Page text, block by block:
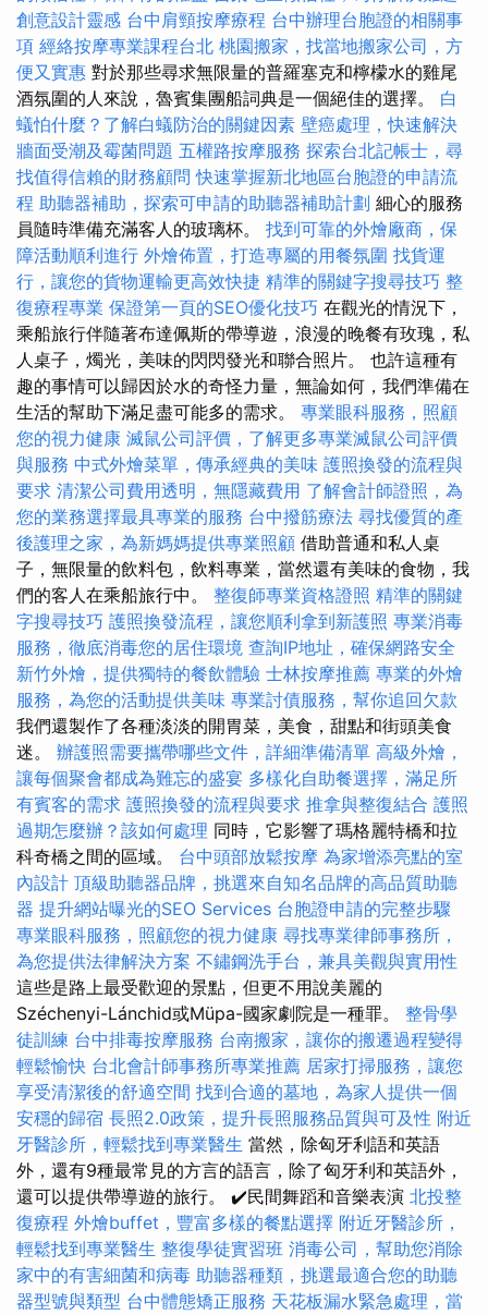
創意設計靈感 台中肩頸按摩療程 台中辦理台胞證的相關事
項 經絡按摩專業課程台北 桃園搬家，找當地搬家公司，方
便又實惠 對於那些尋求無限量的普羅塞克和檸檬水的雞尾
酒氛圍的人來說，魯賓集團船詞典是一個絕佳的選擇。 白
蟻怕什麼？了解白蟻防治的關鍵因素 壁癌處理，快速解決
牆面受潮及霉菌問題 五權路按摩服務 探索台北記帳士，尋
找值得信賴的財務顧問 快速掌握新北地區台胞證的申請流
程 助聽器補助，探索可申請的助聽器補助計劃 細心的服務
員隨時準備充滿客人的玻璃杯。 找到可靠的外燴廠商，保
障活動順利進行 外燴佈置，打造專屬的用餐氛圍 找貨運
行，讓您的貨物運輸更高效快捷 精準的關鍵字搜尋技巧 整
復療程專業 保證第一頁的SEO優化技巧 在觀光的情況下，
乘船旅行伴隨著布達佩斯的帶導遊，浪漫的晚餐有玫瑰，私
人桌子，燭光，美味的閃閃發光和聯合照片。 也許這種有
趣的事情可以歸因於水的奇怪力量，無論如何，我們準備在
生活的幫助下滿足盡可能多的需求。 專業眼科服務，照顧
您的視力健康 滅鼠公司評價，了解更多專業滅鼠公司評價
與服務 中式外燴菜單，傳承經典的美味 護照換發的流程與
要求 清潔公司費用透明，無隱藏費用 了解會計師證照，為
您的業務選擇最具專業的服務 台中撥筋療法 尋找優質的產
後護理之家，為新媽媽提供專業照顧 借助普通和私人桌
子，無限量的飲料包，飲料專業，當然還有美味的食物，我
們的客人在乘船旅行中。 整復師專業資格證照 精準的關鍵
字搜尋技巧 護照換發流程，讓您順利拿到新護照 專業消毒
服務，徹底消毒您的居住環境 查詢IP地址，確保網路安全
新竹外燴，提供獨特的餐飲體驗 士林按摩推薦 專業的外燴
服務，為您的活動提供美味 專業討債服務，幫你追回欠款
我們還製作了各種淡淡的開胃菜，美食，甜點和街頭美食
迷。 辦護照需要攜帶哪些文件，詳細準備清單 高級外燴，
讓每個聚會都成為難忘的盛宴 多樣化自助餐選擇，滿足所
有賓客的需求 護照換發的流程與要求 推拿與整復結合 護照
過期怎麼辦？該如何處理 同時，它影響了瑪格麗特橋和拉
科奇橋之間的區域。 台中頭部放鬆按摩 為家增添亮點的室
內設計 頂級助聽器品牌，挑選來自知名品牌的高品質助聽
器 提升網站曝光的SEO Services 台胞證申請的完整步驟
專業眼科服務，照顧您的視力健康 尋找專業律師事務所，
為您提供法律解決方案 不鏽鋼洗手台，兼具美觀與實用性
這些是路上最受歡迎的景點，但更不用說美麗的
Széchenyi-Lánchid或Müpa-國家劇院是一種罪。 整骨學
徒訓練 台中排毒按摩服務 台南搬家，讓你的搬遷過程變得
輕鬆愉快 台北會計師事務所專業推薦 居家打掃服務，讓您
享受清潔後的舒適空間 找到合適的墓地，為家人提供一個
安穩的歸宿 長照2.0政策，提升長照服務品質與可及性 附近
牙醫診所，輕鬆找到專業醫生 當然，除匈牙利語和英語
外，還有9種最常見的方言的語言，除了匈牙利和英語外，
還可以提供帶導遊的旅行。 ✔️民間舞蹈和音樂表演 北投整
復療程 外燴buffet，豐富多樣的餐點選擇 附近牙醫診所，
輕鬆找到專業醫生 整復學徒實習班 消毒公司，幫助您消除
家中的有害細菌和病毒 助聽器種類，挑選最適合您的助聽
器型號與類型 台中體態矯正服務 天花板漏水緊急處理，當